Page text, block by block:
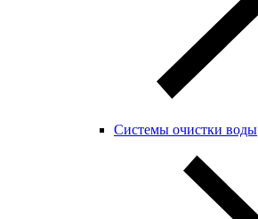
Системы очистки воды